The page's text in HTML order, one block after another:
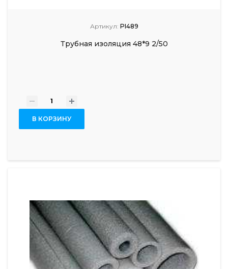
Артикул: PI489
Трубная изоляция 48*9 2/50
- +
В КОРЗИНУ